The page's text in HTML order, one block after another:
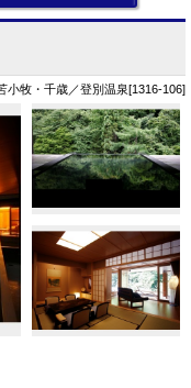
小牧・千歳／登別温泉[1316-106]